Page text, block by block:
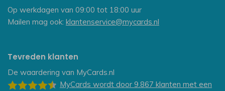
Op werkdagen van 09:00 tot 18:00 uur
Mailen mag ook: klantenservice@mycards.nl
Tevreden klanten
De waardering van MyCards.nl
MyCards wordt door 9.867 klanten met een